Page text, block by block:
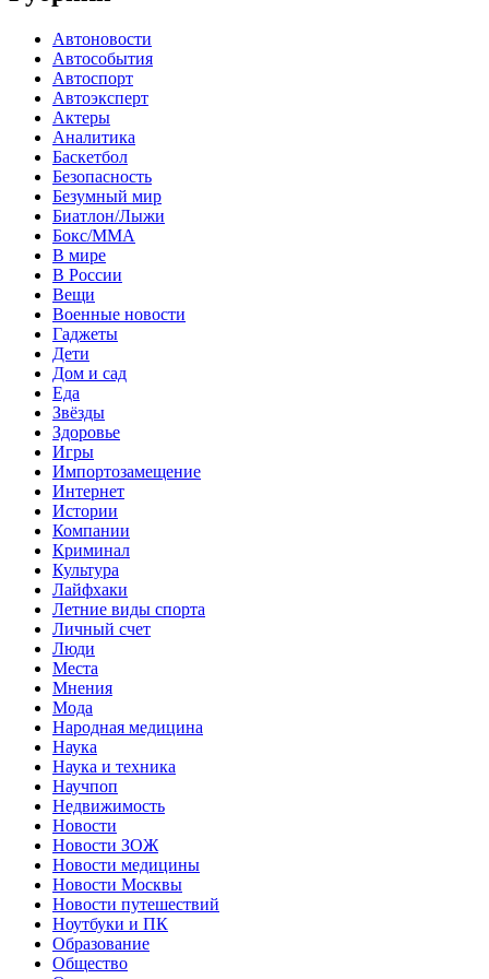
Автоновости
Автособытия
Автоспорт
Автоэксперт
Актеры
Аналитика
Баскетбол
Безопасность
Безумный мир
Биатлон/Лыжи
Бокс/MMA
В мире
В России
Вещи
Военные новости
Гаджеты
Дети
Дом и сад
Еда
Звёзды
Здоровье
Игры
Импортозамещение
Интернет
Истории
Компании
Криминал
Культура
Лайфхаки
Летние виды спорта
Личный счет
Люди
Места
Мнения
Мода
Народная медицина
Наука
Наука и техника
Научпоп
Недвижимость
Новости
Новости ЗОЖ
Новости медицины
Новости Москвы
Новости путешествий
Ноутбуки и ПК
Образование
Общество